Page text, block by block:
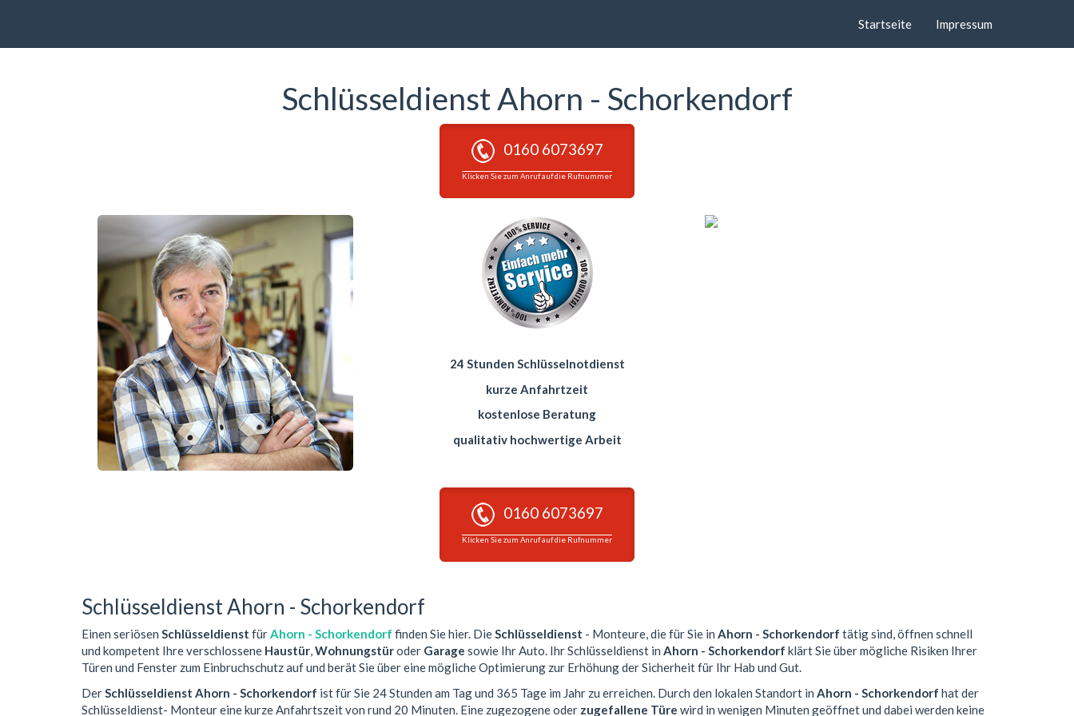
Startseite Impressum
Schlüsseldienst Ahorn - Schorkendorf
0160 6073697
Klicken Sie zum Anruf auf die Rufnummer
24 Stunden Schlüsselnotdienst
kurze Anfahrtzeit
kostenlose Beratung
qualitativ hochwertige Arbeit
0160 6073697
Klicken Sie zum Anruf auf die Rufnummer
Schlüsseldienst Ahorn - Schorkendorf
Einen seriösen Schlüsseldienst fürAhorn - Schorkendorf finden Sie hier. DieSchlüsseldienst - Monteure, die für Sie in Ahorn - Schorkendorf tätig sind, öffnen schnell
und kompetent Ihre verschlossene Haustür,Wohnungstüroder Garage sowie Ihr Auto. Ihr Schlüsseldienst in Ahorn - Schorkendorf klärt Sie über mögliche Risiken Ihrer
Türen und Fenster zum Einbruchschutz auf und berät Sie über eine mögliche Optimierung zur Erhöhung der Sicherheit für Ihr Hab und Gut.
DerSchlüsseldienst Ahorn - Schorkendorf ist für Sie 24 Stunden am Tag und 365 Tage im Jahr zu erreichen. Durch den lokalen Standort in Ahorn - Schorkendorf hat der
Schlüsseldienst- Monteur eine kurze Anfahrtszeit von rund 20 Minuten. Eine zugezogene oder zugefallene Türe wird in wenigen Minuten geöffnet und dabei werden keine